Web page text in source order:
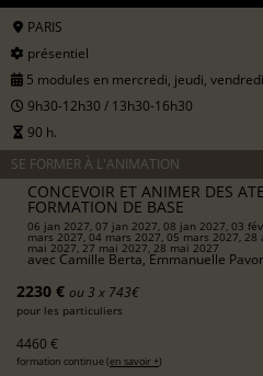
PARIS
présentiel
5 modules en mercredi, jeudi, vendredi
9h30-12h30 / 13h30-16h30
90 h.
SE FORMER À L'ANIMATION
CONCEVOIR ET ANIMER DES
FORMATION DE BASE
06 jan 2027, 07 jan 2027, 08 jan 2027, 03
mars 2027, 04 mars 2027, 05 mars 2027,
mai 2027, 27 mai 2027, 28 mai 2027
avec Camille Berta, Emmanuelle
2230 € ou 3 x 743€
pour les particuliers
4460 €
formation continue (en savoir +)